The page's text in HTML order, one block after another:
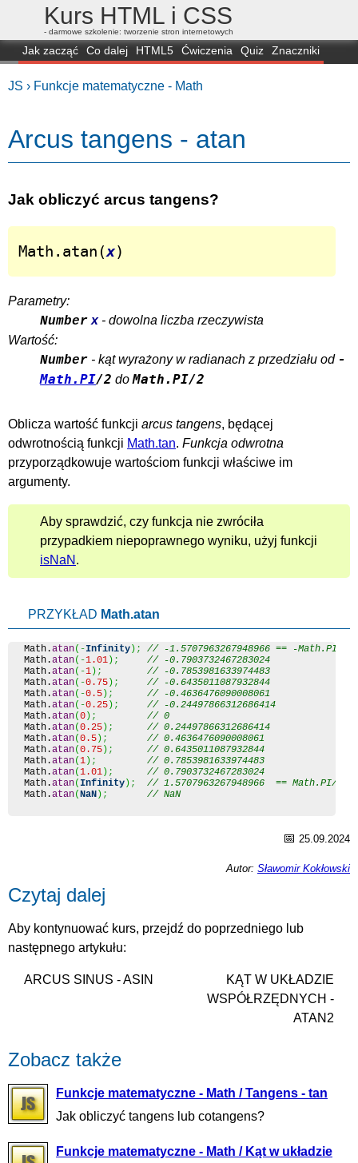
Kurs HTML i CSS
- darmowe szkolenie: tworzenie stron internetowych
Jak zacząć Co dalej HTML5 Ćwiczenia Quiz
Znaczniki
JS › Funkcje matematyczne - Math
Arcus tangens - atan
Jak obliczyć arcus tangens?
Math.atan(x)
Parametry:
Number x- dowolna liczba rzeczywista
Wartość:
Number - kąt wyrażony w radianach z przedziału od -
Math.PI/2 doMath.PI/2
Oblicza wartość funkcji arcus tangens, będącej
odwrotnością funkcji Math.tan. Funkcja odwrotna
przyporządkowuje wartościom funkcji właściwe im
argumenty.
Aby sprawdzić, czy funkcja nie zwróciła
przypadkiem niepoprawnego wyniku, użyj funkcji
isNaN .
PRZYKŁAD Math.atan
Math .atan( -Infinity ) ;
// -1.5707963267948966 == -Math.PI/2
Math .atan( -1.01 ) ;
// -0.7903732467283024
Math .atan( -1 ) ;
// -0.7853981633974483
Math .atan( -0.75 ) ;
// -0.6435011087932844
Math .atan( -0.5 ) ;
// -0.4636476090008061
Math .atan( -0.25 ) ;
// -0.24497866312686414
Math .atan(0 ) ;
// 0
Math .atan(0.25 ) ;
// 0.24497866312686414
Math .atan(0.5 ) ;
// 0.4636476090008061
Math .atan(0.75 ) ;
// 0.6435011087932844
Math .atan(1 ) ;
// 0.7853981633974483
Math .atan(1.01 ) ;
// 0.7903732467283024
Math .atan( Infinity ) ;
// 1.5707963267948966  == Math.PI/2
Math .atan(NaN ) ; // NaN
📅 25.09.2024
Autor: Sławomir Kokłowski
Czytaj dalej
Aby kontynuować kurs, przejdź do poprzedniego lub
następnego artykułu:
ARCUS SINUS - ASIN
KĄT W UKŁADZIE
WSPÓŁRZĘDNYCH -
ATAN2
Zobacz także
Funkcje matematyczne - Math / Tangens - tan
Jak obliczyć tangens lub cotangens?
Funkcje matematyczne - Math / Kąt w układzie